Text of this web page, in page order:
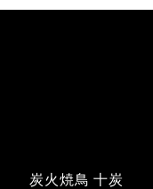
炭火焼鳥 十炭